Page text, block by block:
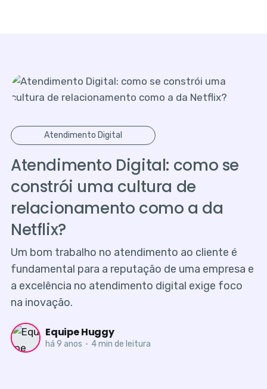
Atendimento Digital
Atendimento Digital: como se
constrói uma cultura de
relacionamento como a da
Netflix?
Um bom trabalho no atendimento ao cliente é
fundamental para a reputação de uma empresa e
a excelência no atendimento digital exige foco
na inovação.
Equipe Huggy
há 9 anos • 4 min de leitura